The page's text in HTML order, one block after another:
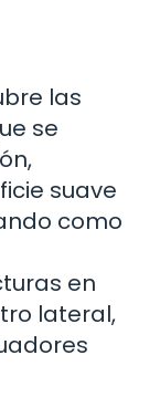
las
se
suave
como
en
lateral,